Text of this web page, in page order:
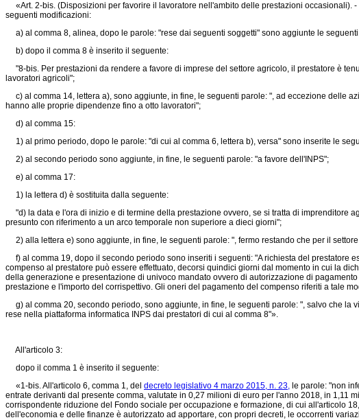
«Art. 2-bis. (Disposizioni per favorire il lavoratore nell'ambito delle prestazioni occasionali). -
seguenti modificazioni:
a) al comma 8, alinea, dopo le parole: "rese dai seguenti soggetti" sono aggiunte le
b) dopo il comma 8 è inserito il seguente:
"8-bis. Per prestazioni da rendere a favore di imprese del settore agricolo, il prestatore è
lavoratori agricoli";
c) al comma 14, lettera a), sono aggiunte, in fine, le seguenti parole: ", ad eccezione delle
hanno alle proprie dipendenze fino a otto lavoratori";
d) al comma 15:
1) al primo periodo, dopo le parole: "di cui al comma 6, lettera b), versa" sono inserite le
2) al secondo periodo sono aggiunte, in fine, le seguenti parole: "a favore dell'INPS";
e) al comma 17:
1) la lettera d) è sostituita dalla seguente:
"d) la data e l'ora di inizio e di termine della prestazione ovvero, se si tratta di imprenditore
presunto con riferimento a un arco temporale non superiore a dieci giorni";
2) alla lettera e) sono aggiunte, in fine, le seguenti parole: ", fermo restando che per il
f) al comma 19, dopo il secondo periodo sono inseriti i seguenti: "A richiesta del prestatore
compenso al prestatore può essere effettuato, decorsi quindici giorni dal momento in cui la
della generazione e presentazione di univoco mandato ovvero di autorizzazione di
prestazione e l'importo del corrispettivo. Gli oneri del pagamento del compenso riferiti a tale
g) al comma 20, secondo periodo, sono aggiunte, in fine, le seguenti parole: ", salvo che
rese nella piattaforma informatica INPS dai prestatori di cui al comma 8"».
All'articolo 3:
dopo il comma 1 è inserito il seguente:
«1-bis. All'articolo 6, comma 1, del decreto legislativo 4 marzo 2015, n. 23, le parole: "non
entrate derivanti dal presente comma, valutate in 0,27 milioni di euro per l'anno 2018, in
corrispondente riduzione del Fondo sociale per occupazione e formazione, di cui all'articolo
dell'economia e delle finanze è autorizzato ad apportare, con propri decreti, le occorrenti